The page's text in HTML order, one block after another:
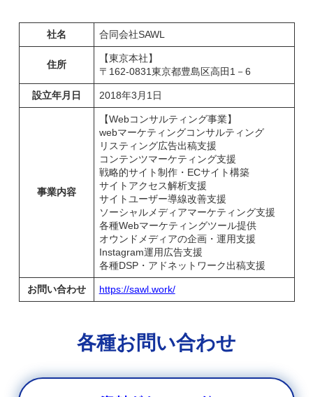
社名 合同会社SAWL
住所
【東京本社】
〒162-0831東京都豊島区高田1－6
設立年月日 2018年3月1日
事業内容
【Webコンサルティング事業】
webマーケティングコンサルティング
リスティング広告出稿支援
コンテンツマーケティング支援
戦略的サイト制作・ECサイト構築
サイトアクセス解析支援
サイトユーザー導線改善支援
ソーシャルメディアマーケティング支援
各種Webマーケティングツール提供
オウンドメディアの企画・運用支援
Instagram運用広告支援
各種DSP・アドネットワーク出稿支援
お問い合わせ https://sawl.work/
各種お問い合わせ